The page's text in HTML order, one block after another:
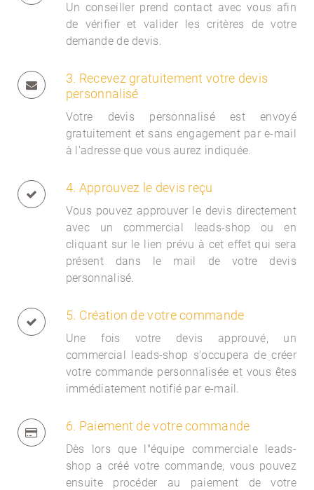
Un conseiller prend contact avec vous afin
de vérifier et valider les critères de votre
demande de devis.
3. Recevez gratuitement votre devis
personnalisé
Votre devis personnalisé est envoyé
gratuitement et sans engagement par e-mail
à l'adresse que vous aurez indiquée.
4. Approuvez le devis reçu
Vous pouvez approuver le devis directement
avec un commercial leads-shop ou en
cliquant sur le lien prévu à cet effet qui sera
présent dans le mail de votre devis
personnalisé.
5. Création de votre commande
Une fois votre devis approuvé, un
commercial leads-shop s'occupera de créer
votre commande personnalisée et vous êtes
immédiatement notifié par e-mail.
6. Paiement de votre commande
Dès lors que l"équipe commerciale leads-
shop a créé votre commande, vous pouvez
ensuite procéder au paiement de votre